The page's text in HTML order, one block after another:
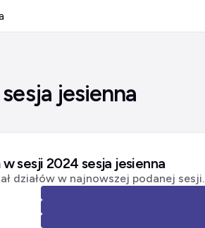
jesienna
w sesji 2024 sesja jesienna
działów w najnowszej podanej sesji.